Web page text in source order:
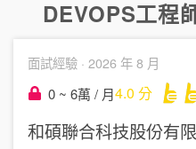
DEVOPS工程
面試經驗 · 2026 年 8 月
0 ~ 6萬 / 月4.0 分
和碩聯合科技股份有